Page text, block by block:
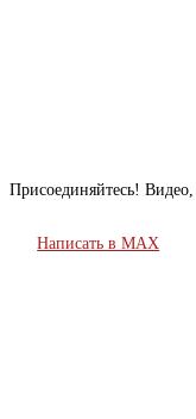
Присоединяйтесь!
Написать в MAX